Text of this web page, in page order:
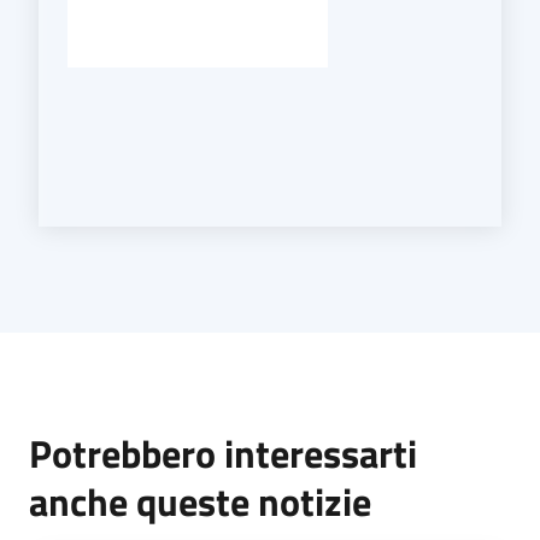
Potrebbero interessarti
anche queste notizie